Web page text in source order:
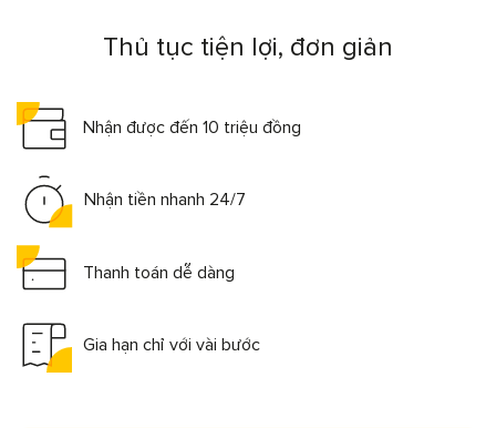
Thủ tục tiện lợi, đơn giản
Nhận được đến 10 triệu đồng
Nhận tiền nhanh 24/7
Thanh toán dễ dàng
Gia hạn chỉ với vài bước